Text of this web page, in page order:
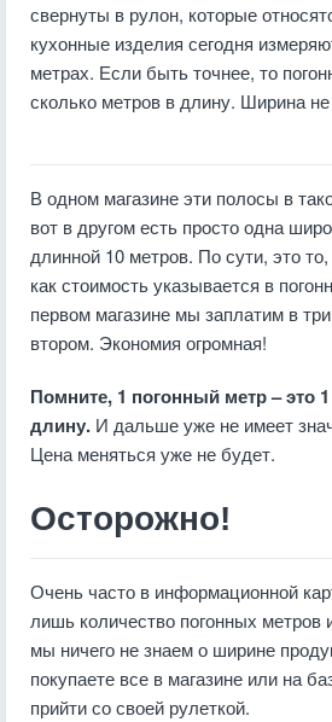
свернуты в рулон, которые
кухонные изделия сегодня
метрах. Если быть точнее, то
сколько метров в длину. Ширина
В одном магазине эти полосы в
вот в другом есть просто одна
длинной 10 метров. По сути, это
как стоимость указывается в
первом магазине мы заплатим в
втором. Экономия огромная!
Помните, 1 погонный метр – это
длину. И дальше уже не имеет
Цена меняться уже не будет.
Осторожно!
Очень часто в информационной
лишь количество погонных метров
мы ничего не знаем о ширине
покупаете все в магазине или на
прийти со своей рулеткой.